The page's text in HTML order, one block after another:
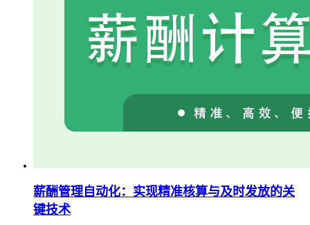
薪酬管理自动化：实现精准核算与及时发放的关
键技术